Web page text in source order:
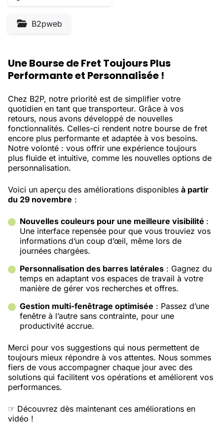
B2pweb
Une Bourse de Fret Toujours Plus
Performante et Personnalisée !
Chez B2P, notre priorité est de simplifier votre
quotidien en tant que transporteur. Grâce à vos
retours, nous avons développé de nouvelles
fonctionnalités. Celles-ci rendent notre bourse de fret
encore plus performante et adaptée à vos besoins.
Notre volonté : vous offrir une expérience toujours
plus fluide et intuitive, comme les nouvelles options de
personnalisation.
Voici un aperçu des améliorations disponibles à partir
du 29 novembre :
Nouvelles couleurs pour une meilleure visibilité :
Une interface repensée pour que vous trouviez vos
informations d’un coup d’œil, même lors de
journées chargées.
Personnalisation des barres latérales : Gagnez du
temps en adaptant vos espaces de travail à votre
manière de gérer vos recherches et offres.
Gestion multi-fenêtrage optimisée : Passez d’une
fenêtre à l’autre sans contrainte, pour une
productivité accrue.
Merci pour vos suggestions qui nous permettent de
toujours mieux répondre à vos attentes. Nous sommes
fiers de vous accompagner chaque jour avec des
solutions qui facilitent vos opérations et améliorent vos
performances.
☞ Découvrez dès maintenant ces améliorations en
vidéo !